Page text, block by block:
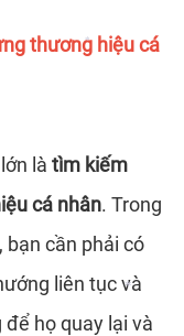
thương hiệu cá
là tìm kiếm
cá nhân. Trong
cần phải có
liên tục và
họ quay lại và